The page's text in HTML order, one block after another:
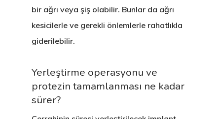
bir ağrı veya şiş olabilir. Bunlar da ağrı
kesicilerle ve gerekli önlemlerle rahatlıkla
giderilebilir.
Yerleştirme operasyonu ve
protezin tamamlanması ne kadar
sürer?